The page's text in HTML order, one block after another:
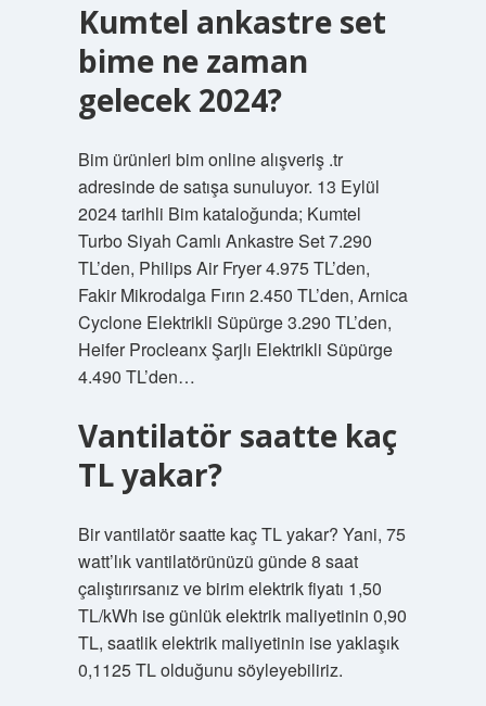
Kumtel ankastre set
bime ne zaman
gelecek 2024?
Bim ürünleri bim online alışveriş .tr
adresinde de satışa sunuluyor. 13 Eylül
2024 tarihli Bim kataloğunda; Kumtel
Turbo Siyah Camlı Ankastre Set 7.290
TL’den, Philips Air Fryer 4.975 TL’den,
Fakir Mikrodalga Fırın 2.450 TL’den, Arnica
Cyclone Elektrikli Süpürge 3.290 TL’den,
Heifer Procleanx Şarjlı Elektrikli Süpürge
4.490 TL’den…
Vantilatör saatte kaç
TL yakar?
Bir vantilatör saatte kaç TL yakar? Yani, 75
watt’lık vantilatörünüzü günde 8 saat
çalıştırırsanız ve birim elektrik fiyatı 1,50
TL/kWh ise günlük elektrik maliyetinin 0,90
TL, saatlik elektrik maliyetinin ise yaklaşık
0,1125 TL olduğunu söyleyebiliriz.